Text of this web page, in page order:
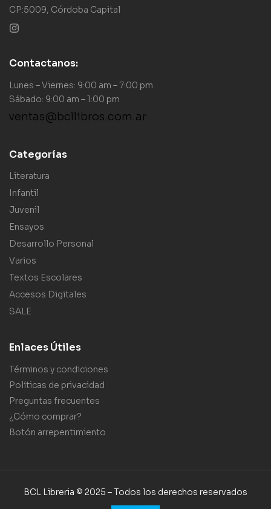
CP:5009, Córdoba Capital
Contactanos:
Lunes – Viernes: 9:00 am – 7:00 pm
Sábado: 9:00 am – 1:00 pm
ventas@bcllibros.com.ar
Categorías
Literatura
Infantil
Juvenil
Ensayos
Desarrollo Personal
Varios
Textos Escolares
Accesos Digitales
SALE
Enlaces Útiles
Términos y condiciones
Políticas de privacidad
Preguntas frecuentes
¿Cómo comprar?
Botón arrepentimiento
BCL Libreria © 2025 – Todos los derechos reservados